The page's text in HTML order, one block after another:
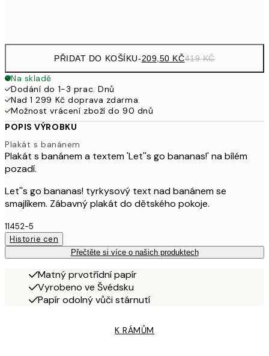
PŘIDAT DO KOŠÍKU-209,50 KČ419 KČ
Na skladě
Dodání do 1-3 prac. Dnů
Nad 1 299 Kč doprava zdarma.
Možnost vrácení zboží do 90 dnů
POPIS VÝROBKU
Plakát s banánem
Plakát s banánem a textem 'Let''s go bananas!' na bílém
pozadí.
Let''s go bananas! tyrkysový text nad banánem se
smajlíkem. Zábavný plakát do dětského pokoje.
11452-5
Historie cen
Přečtěte si více o našich produktech
Matný prvotřídní papír
Vyrobeno ve Švédsku
Papír odolný vůči stárnutí
K RÁMŮM